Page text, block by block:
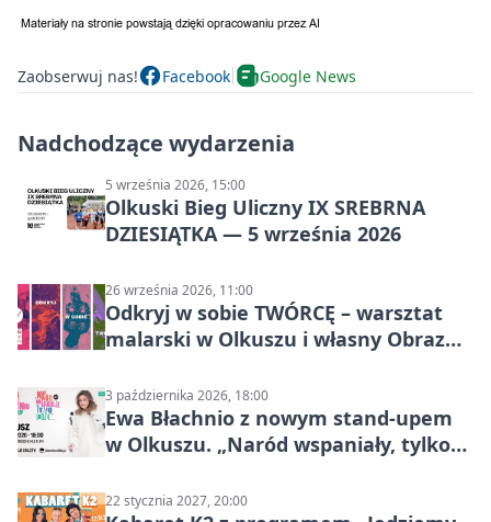
Zaobserwuj nas! Facebook Google News
Nadchodzące wydarzenia
5 września 2026, 15:00
Olkuski Bieg Uliczny IX SREBRNA
DZIESIĄTKA — 5 września 2026
26 września 2026, 11:00
Odkryj w sobie TWÓRCĘ – warsztat
malarski w Olkuszu i własny Obraz
3 października 2026, 18:00
Ewa Błachnio z nowym stand-upem
w Olkuszu. „Naród wspaniały, tylko
22 stycznia 2027, 20:00